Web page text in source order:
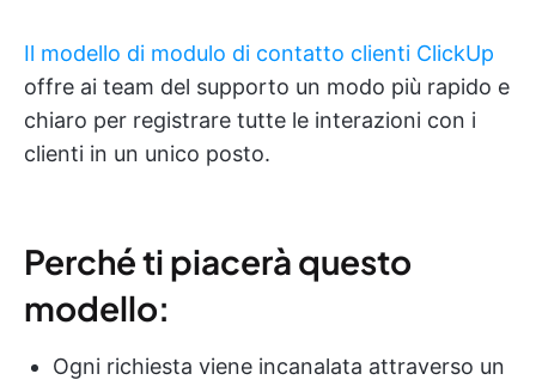
Il modello di modulo di contatto clienti ClickUp
offre ai team del supporto un modo più rapido e
chiaro per registrare tutte le interazioni con i
clienti in un unico posto.
Perché ti piacerà questo
modello:
Ogni richiesta viene incanalata attraverso un